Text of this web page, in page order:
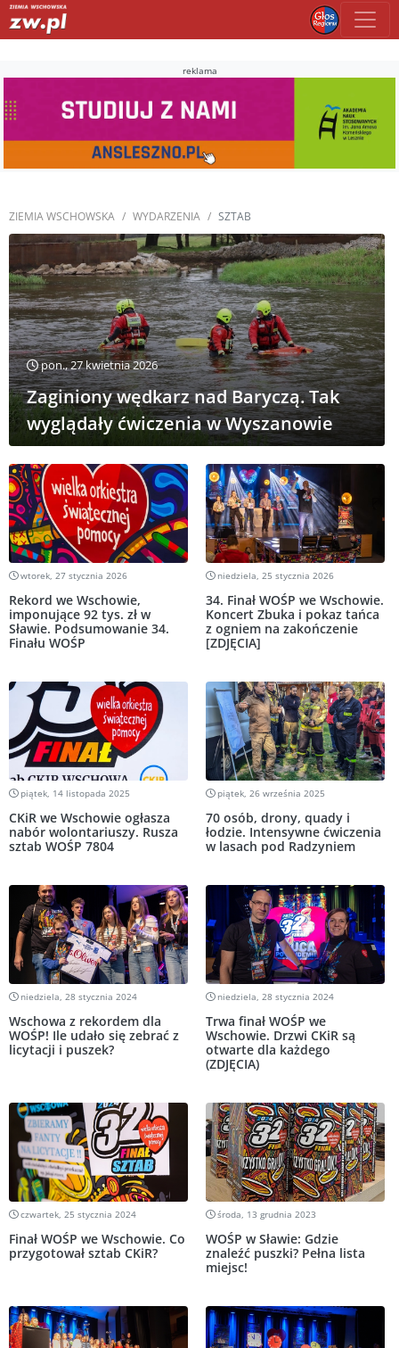
reklama
ZIEMIA WSCHOWSKA WYDARZENIA SZTAB
pon., 27 kwietnia 2026
Zaginiony wędkarz nad Baryczą. Tak
wyglądały ćwiczenia w Wyszanowie
wtorek, 27 stycznia 2026
Rekord we Wschowie,
imponujące 92 tys. zł w
Sławie. Podsumowanie 34.
Finału WOŚP
niedziela, 25 stycznia 2026
34. Finał WOŚP we Wschowie.
Koncert Zbuka i pokaz tańca
z ogniem na zakończenie
[ZDJĘCIA]
piątek, 14 listopada 2025
CKiR we Wschowie ogłasza
nabór wolontariuszy. Rusza
sztab WOŚP 7804
piątek, 26 września 2025
70 osób, drony, quady i
łodzie. Intensywne ćwiczenia
w lasach pod Radzyniem
niedziela, 28 stycznia 2024
Wschowa z rekordem dla
WOŚP! Ile udało się zebrać z
licytacji i puszek?
niedziela, 28 stycznia 2024
Trwa finał WOŚP we
Wschowie. Drzwi CKiR są
otwarte dla każdego
(ZDJĘCIA)
czwartek, 25 stycznia 2024
Finał WOŚP we Wschowie. Co
przygotował sztab CKiR?
środa, 13 grudnia 2023
WOŚP w Sławie: Gdzie
znaleźć puszki? Pełna lista
miejsc!